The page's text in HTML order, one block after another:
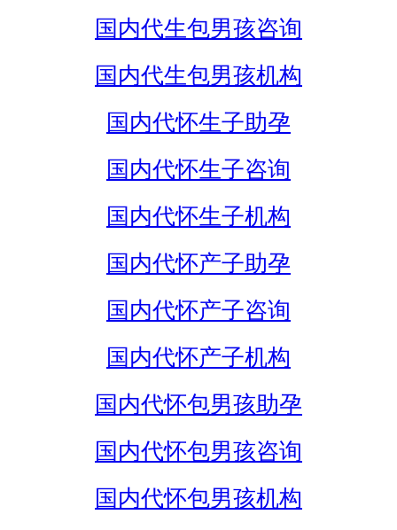
国内代生包男孩咨询
国内代生包男孩机构
国内代怀生子助孕
国内代怀生子咨询
国内代怀生子机构
国内代怀产子助孕
国内代怀产子咨询
国内代怀产子机构
国内代怀包男孩助孕
国内代怀包男孩咨询
国内代怀包男孩机构